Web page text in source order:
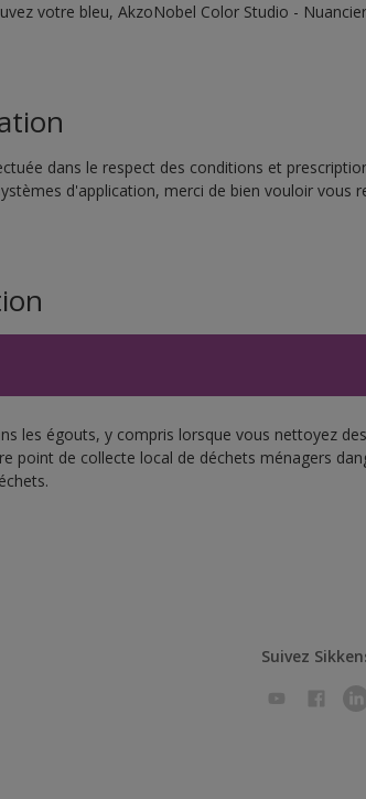
votre bleu, AkzoNobel Color Studio -
dans le respect des conditions et
d'application, merci de bien vouloir vous
les égouts, y compris lorsque vous nettoyez
point de collecte local de déchets ménagers
Suivez